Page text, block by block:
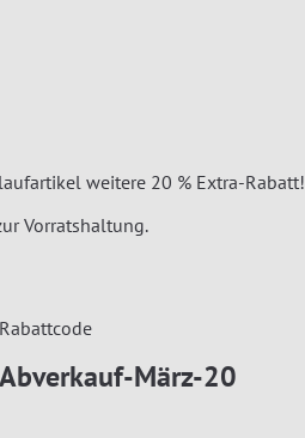
weitere 20 % Extra-Rabatt!
Vorratshaltung.
Rabattcode
Abverkauf-März-20